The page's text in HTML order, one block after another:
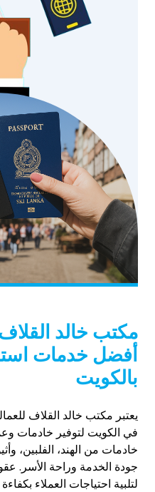
مكتب خالد القلاف
أفضل خدمات
بالكويت
يعتبر مكتب خالد القلاف
في الكويت لتوفير خادمات
خادمات من الهند، الفلبين،
جودة الخدمة وراحة الأسر.
لتلبية احتياجات العملاء